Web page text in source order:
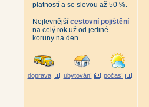
platností a se slevou až 50 %.
Nejlevnější cestovní pojištění
na celý rok už od jediné
koruny na den.
doprava ubytování počasí